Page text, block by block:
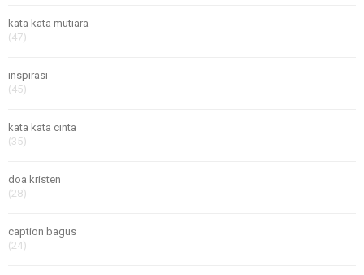
kata kata mutiara
(47)
inspirasi
(45)
kata kata cinta
(35)
doa kristen
(28)
caption bagus
(24)